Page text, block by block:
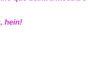
hein!